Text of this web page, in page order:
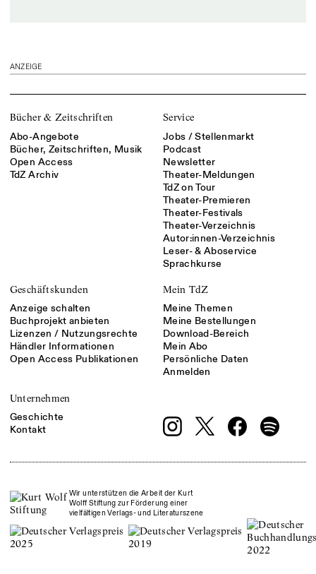
ANZEIGE
Bücher & Zeitschriften
Abo-Angebote
Bücher, Zeitschriften, Musik
Open Access
TdZ Archiv
Service
Jobs / Stellenmarkt
Podcast
Newsletter
Theater-Meldungen
TdZ on Tour
Theater-Premieren
Theater-Festivals
Theater-Verzeichnis
Autor:innen-Verzeichnis
Leser- & Aboservice
Sprachkurse
Geschäftskunden
Anzeige schalten
Buchprojekt anbieten
Lizenzen / Nutzungsrechte
Händler Informationen
Open Access Publikationen
Mein TdZ
Meine Themen
Meine Bestellungen
Download-Bereich
Mein Abo
Persönliche Daten
Anmelden
Unternehmen
Geschichte
Kontakt
Wir unterstützen die Arbeit der Kurt
Wolff Stiftung zur Förderung einer
vielfältigen Verlags- und Literaturszene